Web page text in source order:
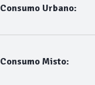
Consumo Urbano:
Consumo Misto: